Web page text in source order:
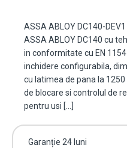
ASSA ABLOY DC140-
ASSA ABLOY DC140 cu
in conformitate cu EN
inchidere configurabila,
cu latimea de pana la
de blocare si controlul de
pentru usi […]
Garanție 24 luni